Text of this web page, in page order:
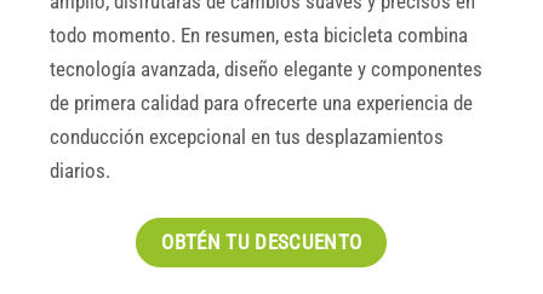
todo momento. En resumen, esta bicicleta combina
tecnología avanzada, diseño elegante y componentes
de primera calidad para ofrecerte una experiencia de
conducción excepcional en tus desplazamientos
diarios.
OBTÉN TU DESCUENTO